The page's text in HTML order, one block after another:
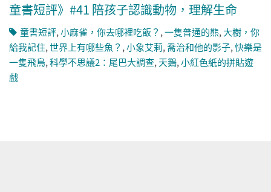
童書短評》#41 陪孩子認識動物，理解生命
童書短評,小麻雀，你去哪裡吃飯？ ,一隻普通的熊,大樹，你
給我記住,世界上有哪些魚？ ,小象艾莉,喬治和他的影子,快樂是
一隻飛鳥,科學不思議2：尾巴大調查,天鵝,小紅色紙的拼貼遊
戲